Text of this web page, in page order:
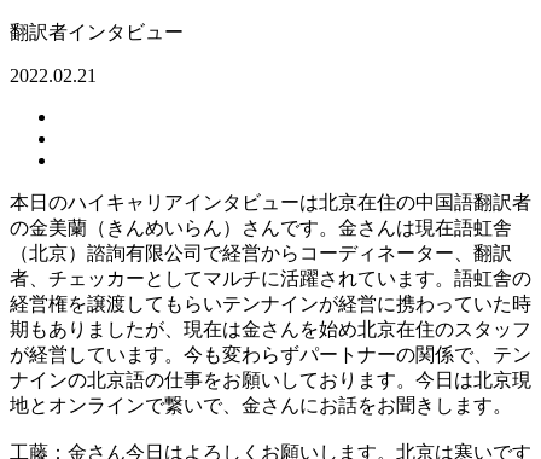
翻訳者インタビュー
2022.02.21
本日のハイキャリアインタビューは北京在住の中国語翻訳者
の金美蘭（きんめいらん）さんです。金さんは現在語虹舎
（北京）諮詢有限公司で経営からコーディネーター、翻訳
者、チェッカーとしてマルチに活躍されています。語虹舎の
経営権を譲渡してもらいテンナインが経営に携わっていた時
期もありましたが、現在は金さんを始め北京在住のスタッフ
が経営しています。今も変わらずパートナーの関係で、テン
ナインの北京語の仕事をお願いしております。今日は北京現
地とオンラインで繋いで、金さんにお話をお聞きします。
工藤：金さん今日はよろしくお願いします。北京は寒いです